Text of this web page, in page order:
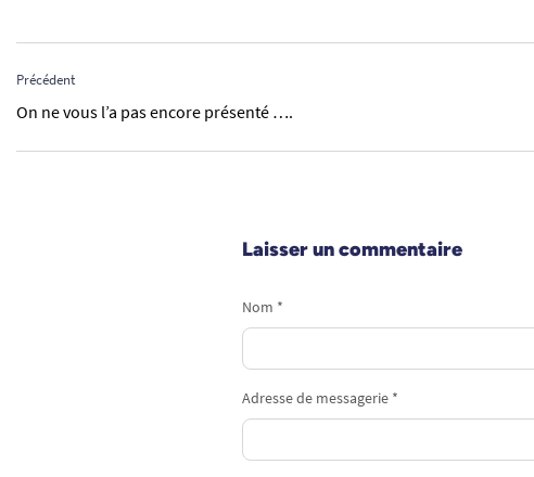
Précédent
On ne vous l’a pas encore présenté ….
Laisser un commentaire
Nom *
Adresse de messagerie *